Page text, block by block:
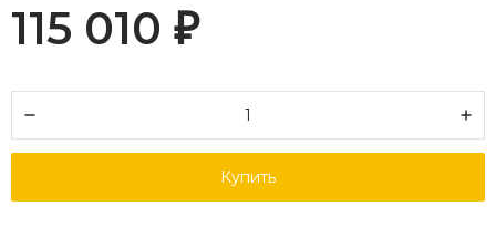
115 010 ₽
Купить